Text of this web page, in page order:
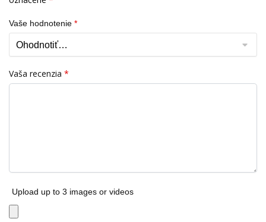
Vaše hodnotenie *
Vaša recenzia *
Upload up to 3 images or videos